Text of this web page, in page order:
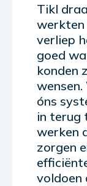
Tikl
werkten
verliep
goed
konden
óns
in terug
werken
zorgen
voldoen